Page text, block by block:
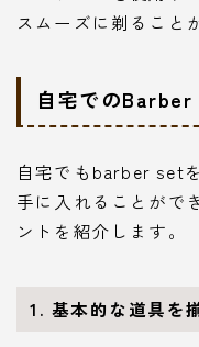
スムーズに剃ること
自宅での
自宅でもbarber set
手に入れることがで
ントを紹介します。
1. 基本的な道具を